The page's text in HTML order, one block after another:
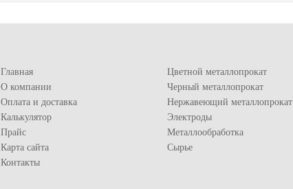
Главная
О компании
Оплата и доставка
Калькулятор
Прайс
Карта сайта
Контакты
Цветной металлопрокат
Черный металлопрокат
Нержавеющий металлопрокат
Электроды
Металлообработка
Сырье